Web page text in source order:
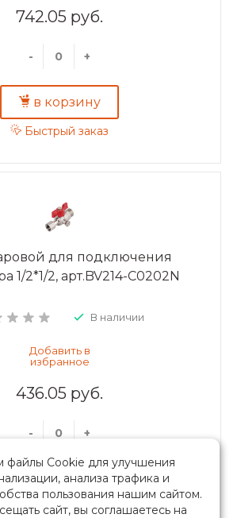
742.05 руб.
- +
в корзину
Быстрый заказ
для подключения
1/2*1/2, арт.BV214-C0202N
В наличии
436.05 руб.
- +
в корзину
Быстрый заказ
файлы Cookie для улучшения
анализа трафика и
пользования нашим сайтом.
сайт, вы соглашаетесь на